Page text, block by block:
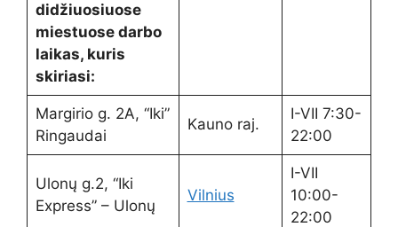
didžiuosiuose
miestuose darbo
laikas, kuris
skiriasi:
Margirio g. 2A, “Iki”
Ringaudai
Kauno raj.
I-VII 7:30-
22:00
Ulonų g.2, “Iki
Express” – Ulonų
Vilnius
I-VII
10:00-
22:00